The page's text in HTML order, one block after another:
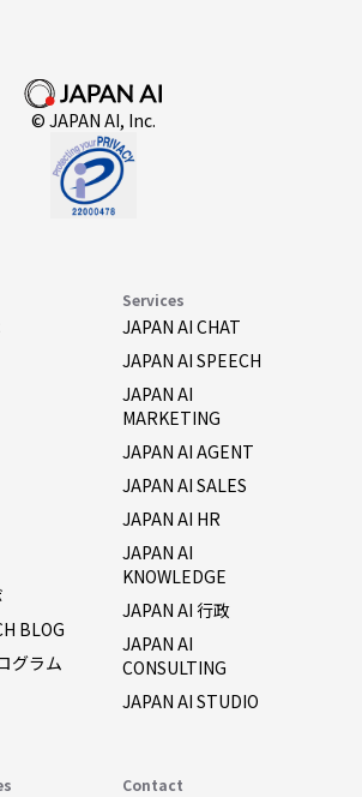
© JAPAN AI, Inc.
BLOG
グラム
Services
JAPAN AI CHAT
JAPAN AI SPEECH
JAPAN AI
MARKETING
JAPAN AI AGENT
JAPAN AI SALES
JAPAN AI HR
JAPAN AI
KNOWLEDGE
JAPAN AI 行政
JAPAN AI
CONSULTING
JAPAN AI STUDIO
Contact